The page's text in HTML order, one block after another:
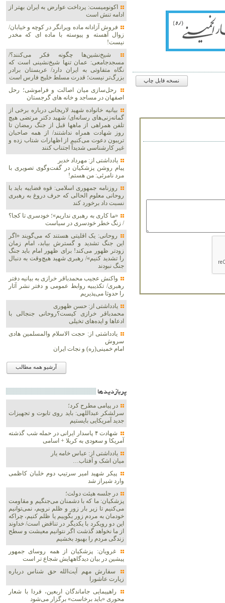
نسخه قابل چاپ
اکونومیست: پرداخت عوارض به ایران بهتر از
ادامه تنش است
فروش آزادانه ماده ویرانگر در کوچه و خیابان/
زوال آهسته و پیوسته با ماده ای که مخدر
نیست!
شیخ‌نشین‌ها چگونه فکر می‌کنند؟/
مسجدجامعی: عمان تنها شیخ‌نشینی است که
نگاه متفاوتی به ایران دارد/ عربستان برادر
بزرگ‌تر نیست؛ قدرت مسلط خلیج فارس است
رحل‌سازی میان اصالت و فراموشی؛ رحل
اصفهان در مساجد و خانه های گرجستان
بیانیه خانواده شهید لاریجانی درباره برخی از
گمانه‌زنی‌های رسانه‌ای/ شهید دکتر مرتضی هیچ
تلفن همراهی از ماهها قبل از جنگ رمضان تا
روز شهادت همراه نداشتند/ از همه صاحبان
تریبون دعوت می‌کنیم از اظهارات شتاب زده و
غیر کارشناسی شدیداً اجتناب کنند
یادداشتی از: مهرداد خدیر
پیام روشن پزشکیان در گفت‌و‌گوی تصویری با
مرد نامرئی: من هستم!
روزنامه جمهوری اسلامی: قوه قضاییه باید با
روحانی معلوم الحالی که حرف دروغ به رهبری
نسبت داد برخورد کند
«ما کاری به رهبری نداریم»؛ خودسری تا کجا؟
/ زنگ خطر خودسری در سیاست
روحانی: یک اقلیتی هستند که می‌گویند «اگر
این جنگ تشدید و گسترش بیابد، امام زمان
زودتر ظهور می‌کند! برای ظهور امام باید جنگ
را تشدید کنیم»/ رهبری شهید هیچ‌وقت به دنبال
جنگ نبودند
واکنش عجیب محمدباقر خرازی به بیانیه دفتر
رهبری/ تکذیبیه روابط عمومی و دفتر نشر آثار
را حدوثا می‌پذیریم
یادداشتی از: حسن ظهوری
محمدباقر خرازی کیست؟روحانی جنجالی با
ادعاها و ایده‌های تخیلی
یادداشتی از: حجت الاسلام والمسلمین هادی
سروش
امام خمینی(ره) و نجات ایران
آرشیو همه مطالب
پربازديدها
در پیامی مطرح کرد؛
سرلشکر عبداللهی: باید روی تابوت و تجهیزات
جدید آمریکایی بایستیم
شهادت ۴ پاسدار ایرانی در حمله شب گذشته
آمریکا و سعودی به کربلا + اسامی
یادداشتی از: عباس خامه یار
میان اشک و آفتاب…
پیکر شهید امیر سرتیپ دوم خلبان کاظمی
وارد شیراز شد
در جلسه هیئت دولت؛
پزشکیان: ما که با دشمنان می‌جنگیم و مقاومت
می‌کنیم تا زیر بار زور و ظلم نرویم، نمی‌توانیم
خودمان به مردم زور بگوییم یا ظلم کنیم، چراکه
این دو رویکرد با یکدیگر در تناقض است/ خداوند
از ما نخواهد گذشت اگر نتوانیم معیشت و سطح
زندگی مردم را بهبود بخشیم
غرویان: پزشکیان از همه روسای جمهور
پیشین در بیان دیدگاههایش شجاع تر است
سفارش مهم آیت‌الله حق شناس درباره
زیارت عاشورا
راهپیمایی جاماندگان اربعین، فردا با شعار
محوری «باید برخاست» برگزار می‌شود